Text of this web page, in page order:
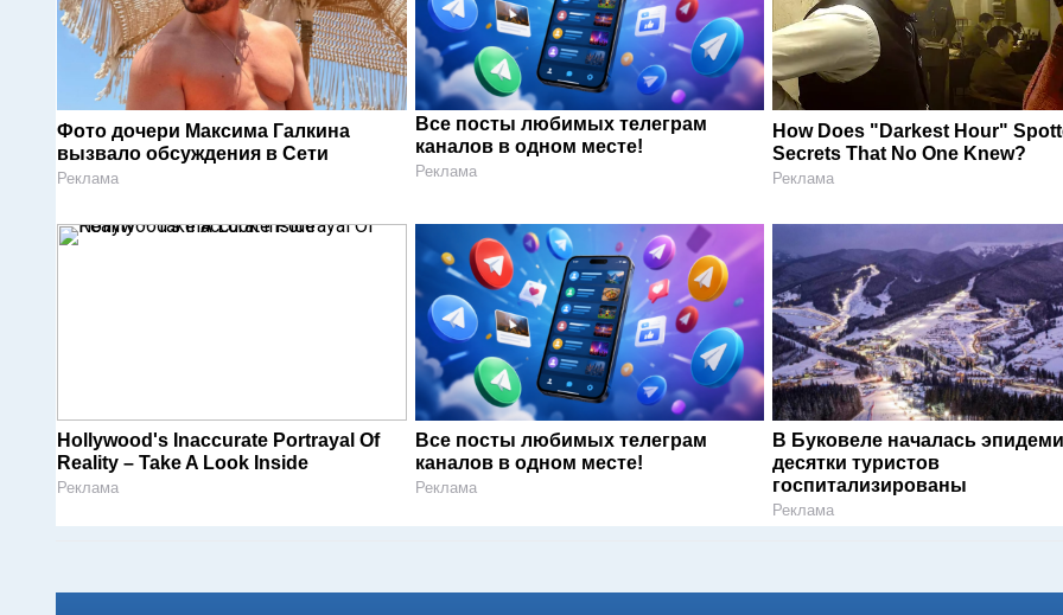
Фото дочери Максима Галкина
вызвало обсуждения в Сети
Реклама
Все посты любимых телеграм
каналов в одном месте!
Реклама
How Does "Darkest Hour"
Secrets That No One Knew?
Реклама
Hollywood's Inaccurate Portrayal Of
Reality – Take A Look Inside
Реклама
Все посты любимых телеграм
каналов в одном месте!
Реклама
В Буковеле началась
десятки туристов
госпитализированы
Реклама